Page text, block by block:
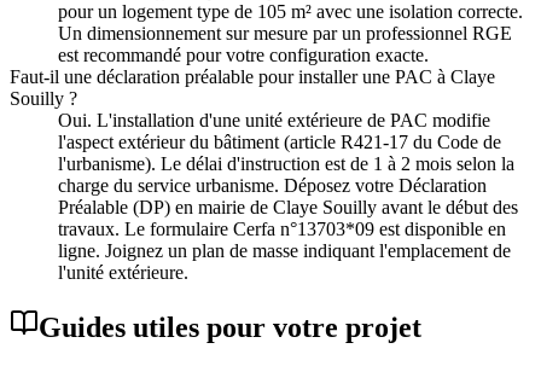
pour un logement type de 105 m² avec une isolation correcte.
Un dimensionnement sur mesure par un professionnel RGE
est recommandé pour votre configuration exacte.
Faut-il une déclaration préalable pour installer une PAC à Claye
Souilly ?
Oui. L'installation d'une unité extérieure de PAC modifie
l'aspect extérieur du bâtiment (article R421-17 du Code de
l'urbanisme). Le délai d'instruction est de 1 à 2 mois selon la
charge du service urbanisme. Déposez votre Déclaration
Préalable (DP) en mairie de Claye Souilly avant le début des
travaux. Le formulaire Cerfa n°13703*09 est disponible en
ligne. Joignez un plan de masse indiquant l'emplacement de
l'unité extérieure.
Guides utiles pour votre projet